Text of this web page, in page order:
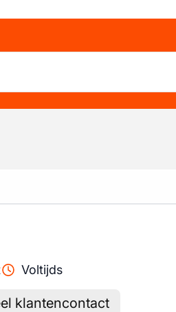
Voltijds
klantencontact